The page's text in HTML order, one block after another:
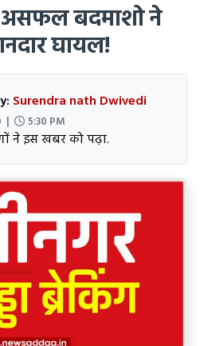
बदमाशो ने
घायल!
Surendra nath Dwivedi
| 5:30 PM
ने इस खबर को पढ़ा.